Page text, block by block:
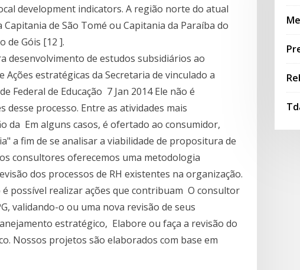
development indicators. A região norte do atual
de São Tomé ou Capitania da Paraíba do
de Góis [12 ].
desenvolvimento de estudos subsidiários ao
estratégicas da Secretaria de vinculado a
Federal de Educação 7 Jan 2014 Ele não é
desse processo. Entre as atividades mais
da Em alguns casos, é ofertado ao consumidor,
a fim de se analisar a viabilidade de propositura de
consultores oferecemos uma metodologia
dos processos de RH existentes na organização.
é possível realizar ações que contribuam O consultor
validando-o ou uma nova revisão de seus
estratégico, Elabore ou faça a revisão do
Nossos projetos são elaborados com base em